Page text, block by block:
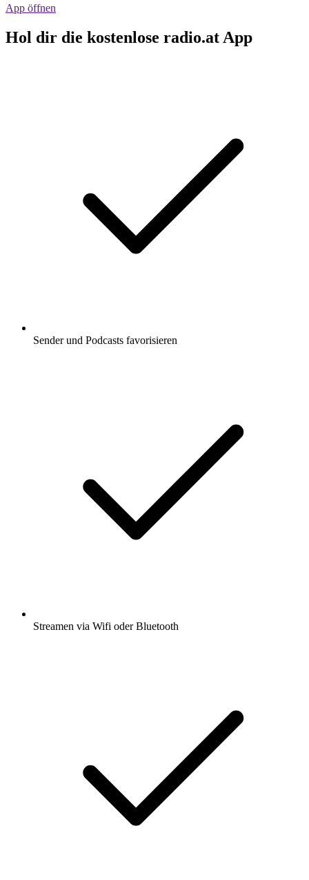
App öffnen
Hol dir die kostenlose radio.at App
Sender und Podcasts favorisieren
Streamen via Wifi oder Bluetooth